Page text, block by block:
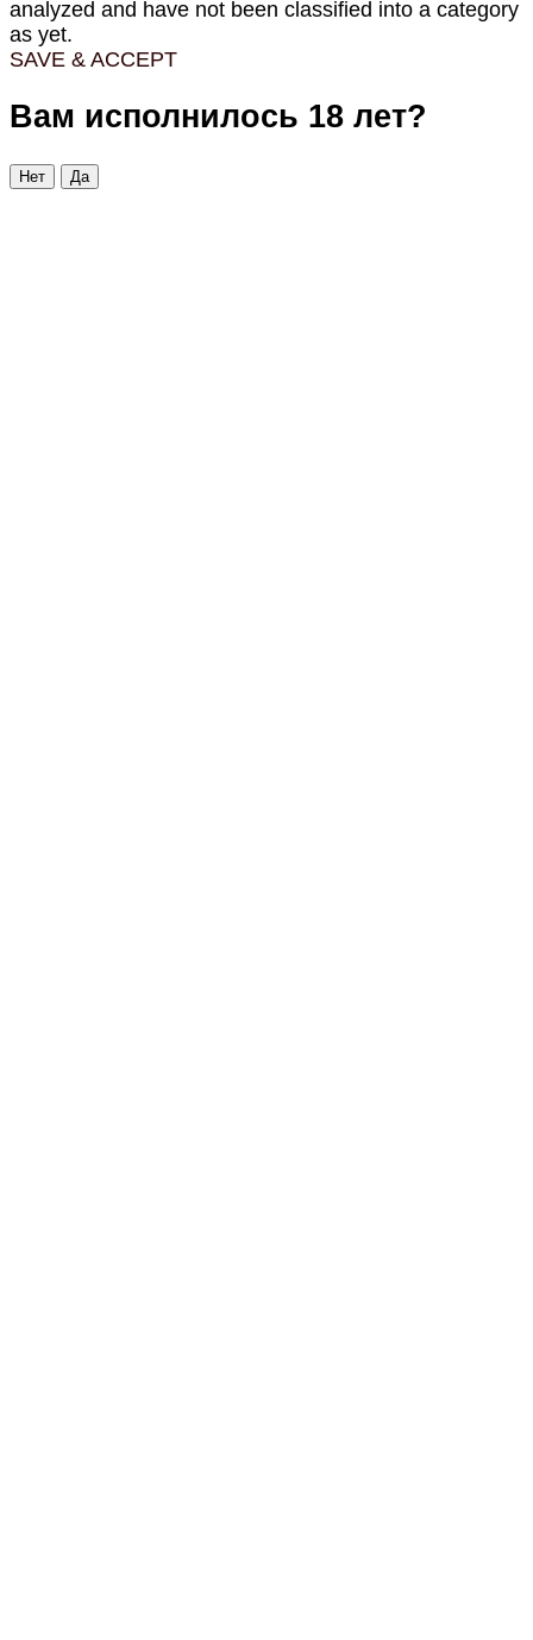
analyzed and have not been classified into a category
as yet.
SAVE & ACCEPT
Вам исполнилось 18 лет?
Нет Да